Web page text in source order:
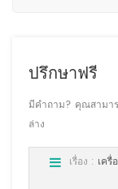
ปรึกษาฟรี
มีคำถาม? คุณสามาร
ล่าง
เรื่อง : เค